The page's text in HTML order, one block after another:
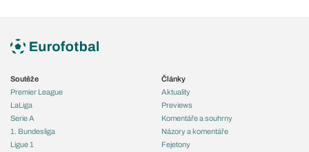
Soutěže
Premier League
LaLiga
Serie A
1. Bundesliga
Ligue 1
Články
Aktuality
Previews
Komentáře a souhrny
Názory a komentáře
Fejetony